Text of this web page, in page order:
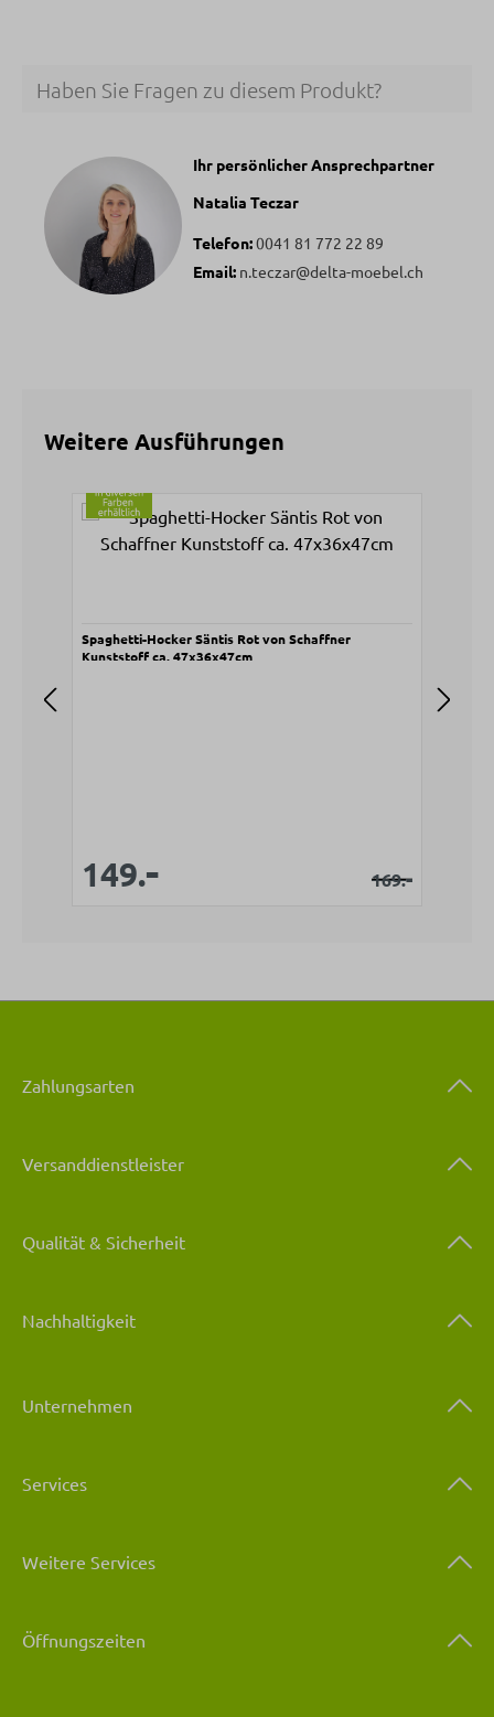
Haben Sie Fragen zu diesem Produkt?
Ihr persönlicher Ansprechpartner
Natalia Teczar
Telefon:0041 81 772 22 89
Email: n.teczar@delta-moebel.ch
Weitere Ausführungen
Produktgalerie überspringen
Spaghetti-Hocker Säntis Rot von Schaffner
Kunststoff ca. 47x36x47cm
Verkaufspreis:
149.- Regulärer
169.-
Zahlungsarten
Versanddienstleister
Qualität & Sicherheit
Nachhaltigkeit
Unternehmen
Services
Weitere Services
Öffnungszeiten